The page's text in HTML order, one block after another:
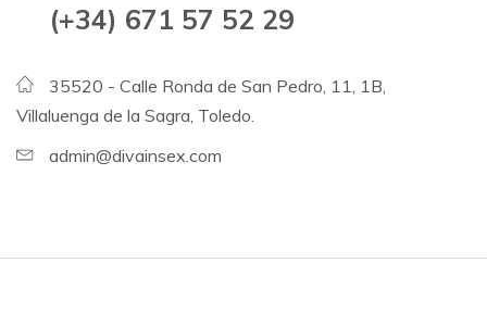
(+34) 671 57 52 29
35520 - Calle Ronda de San Pedro, 11, 1B,
Villaluenga de la Sagra, Toledo.
admin@divainsex.com